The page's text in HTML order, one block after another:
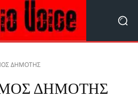
ΔΗΜΟΤΗΣ
ΔΗΜΟΤΗΣ